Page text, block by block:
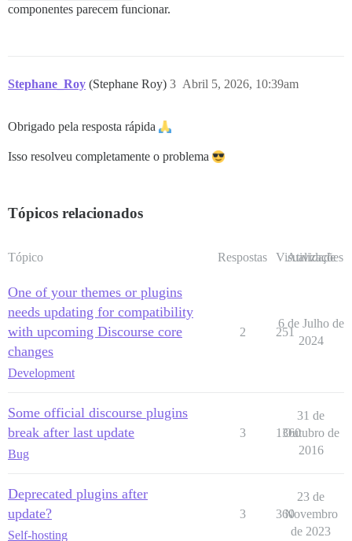
componentes parecem funcionar.
Stephane_Roy (Stephane Roy) Abril 5, 2026, 10:39am
3
Obrigado pela resposta rápida
Isso resolveu completamente o problema
Tópicos relacionados
Tópico Respostas Visualizações
Atividade
One of your themes or plugins
needs updating for compatibility
with upcoming Discourse core
changes
Development
2 251
6 de Julho de
2024
Some official discourse plugins
break after last update
Bug
3 1360
31 de
Outubro de
2016
Deprecated plugins after
update?
Self-hosting
3 360
23 de
Novembro
de 2023